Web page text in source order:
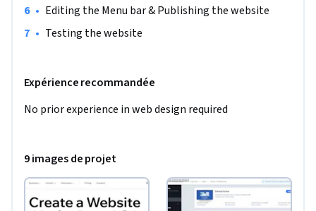
• Editing the Menu bar & Publishing the website
• Testing the website
Expérience recommandée
No prior experience in web design required
9 images de projet